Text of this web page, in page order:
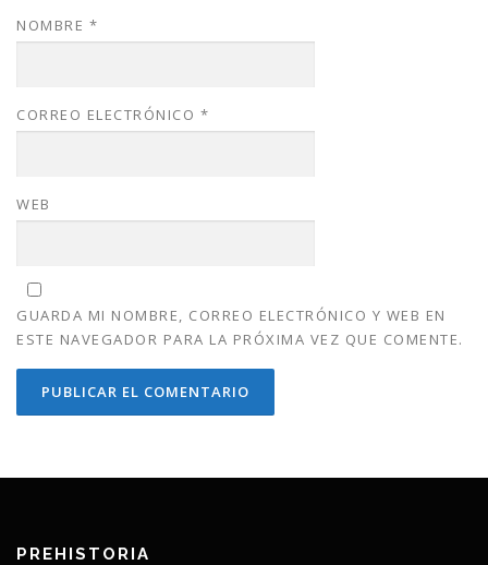
NOMBRE *
CORREO ELECTRÓNICO *
WEB
GUARDA MI NOMBRE, CORREO ELECTRÓNICO Y WEB EN
ESTE NAVEGADOR PARA LA PRÓXIMA VEZ QUE COMENTE.
PREHISTORIA